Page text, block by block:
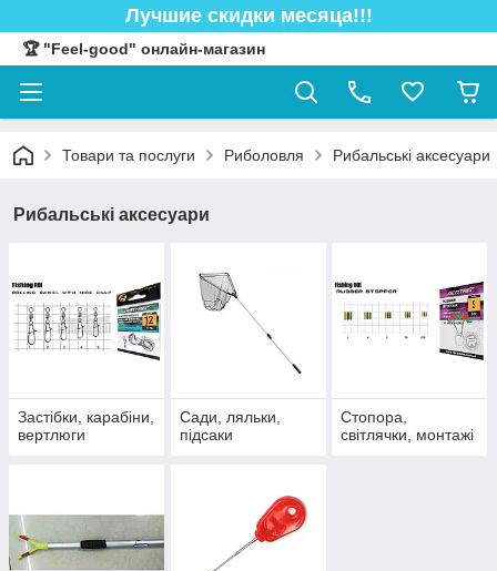
Лучшие скидки месяца!!!
🏆 "Feel-good" онлайн-магазин
Товари та послуги Риболовля Рибальські аксесуари
Рибальські аксесуари
Застібки, карабіни,
вертлюги
Сади, ляльки,
підсаки
Стопора,
світлячки, монтажі